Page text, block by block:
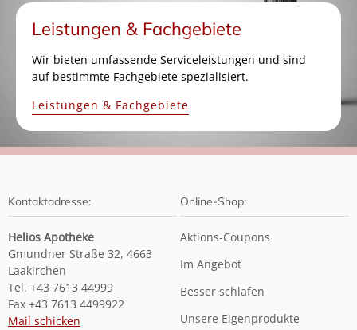
Leistungen & Fachgebiete
Wir bieten umfassende Serviceleistungen und sind
auf bestimmte Fachgebiete spezialisiert.
Leistungen & Fachgebiete
Kontaktadresse:
Helios Apotheke
Gmundner Straße 32, 4663
Laakirchen
Tel. +43 7613 44999
Fax +43 7613 4499922
Mail schicken
Online-Shop:
Aktions-Coupons
Im Angebot
Besser schlafen
Unsere Eigenprodukte